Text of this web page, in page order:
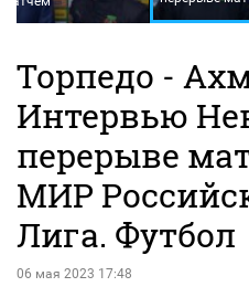
Торпедо -
Интервью
перерыве
МИР
Лига. Футбол
06 мая 2023 17:48